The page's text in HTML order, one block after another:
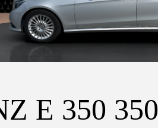
E 350 350